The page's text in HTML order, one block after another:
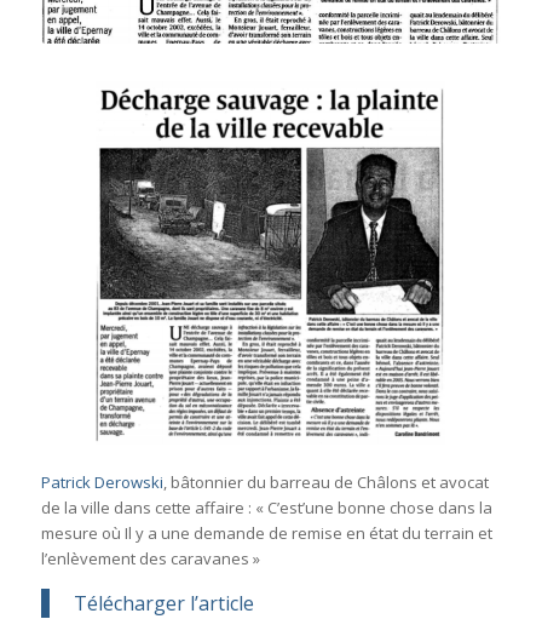
Patrick Derowski, bâtonnier du barreau de Châlons et avocat
de la ville dans cette affaire : « C’est’une bonne chose dans la
mesure où Il y a une demande de remise en état du terrain et
l’enlèvement des caravanes »
Télécharger l’article